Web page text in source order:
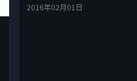
2016年02月01日